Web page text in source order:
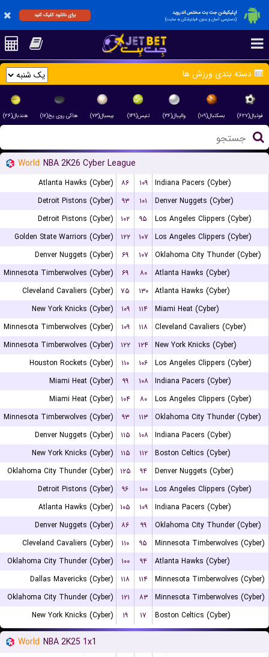
اپلیکیشن جت بت مختص اندروید
(دسترسی آسان و بدون فیلترشکن به سایت)
برای دانلود کلیک کنید
دسته بندی ورزش ها
فوتبال(۶۲۷) بسکتبال(۱۰۹) والیبال(۳۶) تنیس(۱۴۹) بیسبال(۷۳) هاکی روی یخ(۱۷) هندبال(۲۶)
World NBA 2K26 Cyber League
Atlanta Hawks (Cyber) ۸۶ ۱۰۹
Indiana Pacers (Cyber)
Detroit Pistons (Cyber)
۹۳ ۱۰۱
Denver Nuggets (Cyber)
Detroit Pistons (Cyber)
۱۰۲ ۹۵
Los Angeles Clippers (Cyber)
Golden State Warriors (Cyber)
۱۲۲ ۱۰۷
Los Angeles Clippers (Cyber)
Denver Nuggets (Cyber)
۶۹ ۱۰۷
Oklahoma City Thunder (Cyber)
Minnesota Timberwolves (Cyber)
۶۹ ۸۰
Atlanta Hawks (Cyber)
Cleveland Cavaliers (Cyber)
۷۵ ۱۳۰
Atlanta Hawks (Cyber)
New York Knicks (Cyber)
۱۰۹ ۱۱۴
Miami Heat (Cyber)
Minnesota Timberwolves (Cyber)
۱۰۹ ۱۱۸
Cleveland Cavaliers (Cyber)
Minnesota Timberwolves (Cyber)
۱۲۲ ۱۲۴ New York Knicks (Cyber)
Houston Rockets (Cyber)
۱۱۰ ۱۰۶
Los Angeles Clippers (Cyber)
Miami Heat (Cyber)
۹۹ ۱۰۸
Indiana Pacers (Cyber)
Miami Heat (Cyber)
۱۰۴ ۸۰
Los Angeles Clippers (Cyber)
Minnesota Timberwolves (Cyber)
۹۳ ۱۱۳
Oklahoma City Thunder (Cyber)
Denver Nuggets (Cyber)
۱۱۵ ۱۰۸
Indiana Pacers (Cyber)
New York Knicks (Cyber)
۱۱۵ ۱۱۲
Boston Celtics (Cyber)
Oklahoma City Thunder (Cyber)
۱۲۵ ۹۴
Denver Nuggets (Cyber)
Detroit Pistons (Cyber)
۹۶ ۱۰۰
Los Angeles Clippers (Cyber)
Atlanta Hawks (Cyber)
۱۰۵ ۱۰۹
Indiana Pacers (Cyber)
Denver Nuggets (Cyber)
۸۶ ۹۹
Oklahoma City Thunder (Cyber)
Cleveland Cavaliers (Cyber)
۱۱۰ ۹۵
Minnesota Timberwolves (Cyber)
Oklahoma City Thunder (Cyber)
۱۰۰ ۹۴
Atlanta Hawks (Cyber)
Dallas Mavericks (Cyber)
۱۱۸ ۱۱۴
Minnesota Timberwolves (Cyber)
Oklahoma City Thunder (Cyber)
۱۲۱ ۸۳
Minnesota Timberwolves (Cyber)
New York Knicks (Cyber)
۱۹ ۱۷ Boston Celtics (Cyber)
World NBA 2K25 1x1